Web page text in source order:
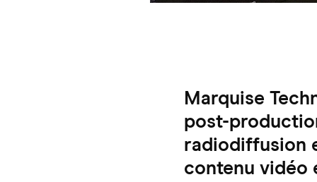
Marquise
post-
radiodiffusion
contenu vidéo